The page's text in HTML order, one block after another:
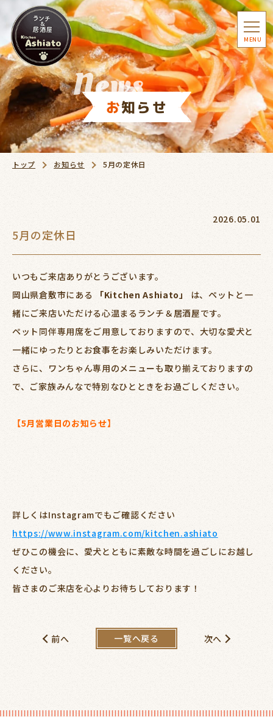
MENU
News
お知らせ
トップ お知らせ 5月の定休日
2026.05.01
5月の定休日
いつもご来店ありがとうございます。
岡山県倉敷市にある
「Kitchen Ashiato」
は、ペットと一
緒にご来店いただける心温まるランチ＆居酒屋です。
ペット同伴専用席をご用意しておりますので、大切な愛犬と
一緒にゆったりとお食事をお楽しみいただけます。
さらに、ワンちゃん専用のメニューも取り揃えておりますの
で、ご家族みんなで特別なひとときをお過ごしください。
【5月営業日のお知らせ】
詳しくはInstagramでもご確認ください
https://www.instagram.com/kitchen.ashiato
ぜひこの機会に、愛犬とともに素敵な時間を過ごしにお越し
ください。
皆さまのご来店を心よりお待ちしております！
前へ 次へ
一覧へ戻る